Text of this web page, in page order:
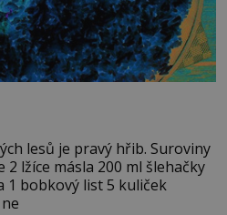
je pravý hřib. Suroviny
lžíce másla 200 ml šlehačky
1 bobkový list 5 kuliček